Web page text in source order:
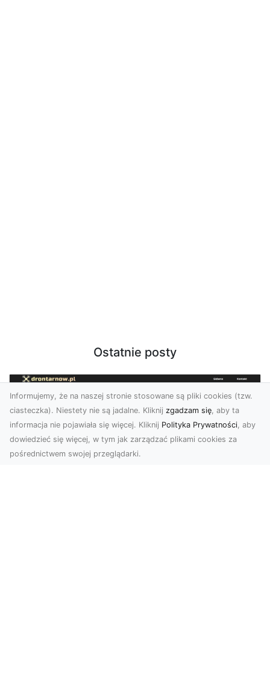
Ostatnie posty
Informujemy, że na naszej stronie stosowane są pliki cookies (tzw.
ciasteczka). Niestety nie są jadalne. Kliknij zgadzam się, aby ta
informacja nie pojawiała się więcej. Kliknij Polityka Prywatności, aby
dowiedzieć się więcej, w tym jak zarządzać plikami cookies za
pośrednictwem swojej przeglądarki.